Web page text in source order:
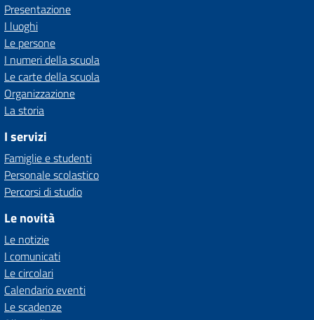
Presentazione
I luoghi
Le persone
I numeri della scuola
Le carte della scuola
Organizzazione
La storia
I servizi
Famiglie e studenti
Personale scolastico
Percorsi di studio
Le novità
Le notizie
I comunicati
Le circolari
Calendario eventi
Le scadenze